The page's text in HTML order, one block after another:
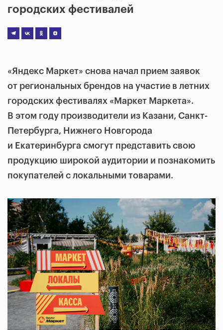
городских фестивалей
«Яндекс Маркет» снова начал прием заявок
от региональных брендов на участие в летних
городских фестивалях «Маркет Маркета».
В этом году производители из Казани, Санкт-
Петербурга, Нижнего Новгорода
и Екатеринбурга смогут представить свою
продукцию широкой аудитории и познакомить
покупателей с локальными товарами.